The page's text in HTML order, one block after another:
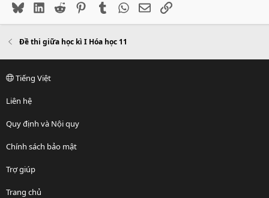
BlueskyLinkedIn
Reddit PinterestTumblr WhatsApp
EmailLink
Đề thi giữa học kì I Hóa học 11
Tiếng Việt
Liên hệ
Quy định và Nội quy
Chính sách bảo mật
Trợ giúp
Trang chủ